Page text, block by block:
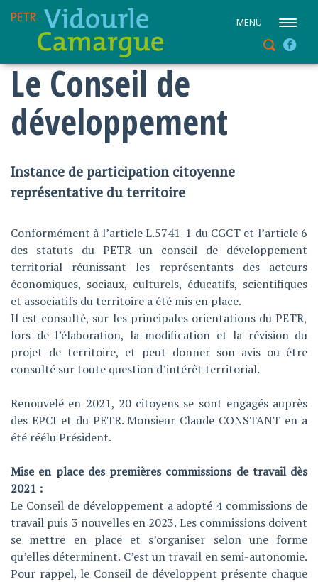
MENU
Le Conseil de
développement
Instance de participation citoyenne
représentative du territoire
Conformément à l’article L.5741-1 du CGCT et l’article 6
des statuts du PETR un conseil de développement
territorial réunissant les représentants des acteurs
économiques, sociaux, culturels, éducatifs, scientifiques
et associatifs du territoire a été mis en place.
Il est consulté, sur les principales orientations du PETR,
lors de l’élaboration, la modification et la révision du
projet de territoire, et peut donner son avis ou être
consulté sur toute question d’intérêt territorial.
Renouvelé en 2021, 20 citoyens se sont engagés auprès
des EPCI et du PETR. Monsieur Claude CONSTANT en a
été réélu Président.
Mise en place des premières commissions de travail dès
2021 :
Le Conseil de développement a adopté 4 commissions de
travail puis 3 nouvelles en 2023. Les commissions doivent
se mettre en place et s’organiser selon une forme
qu’elles déterminent. C’est un travail en semi-autonomie.
Pour rappel, le Conseil de développent présente chaque